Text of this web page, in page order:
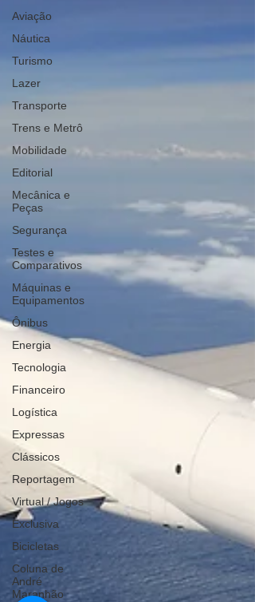
Aviação
Náutica
Turismo
Lazer
Transporte
Trens e Metrô
Mobilidade
Editorial
Mecânica e
Peças
Segurança
Testes e
Comparativos
Máquinas e
Equipamentos
Ônibus
Energia
Tecnologia
Financeiro
Logística
Expressas
Clássicos
Reportagem
Virtual / Jogos
Exclusiva
Bicicletas
Coluna de
André
Maranhão